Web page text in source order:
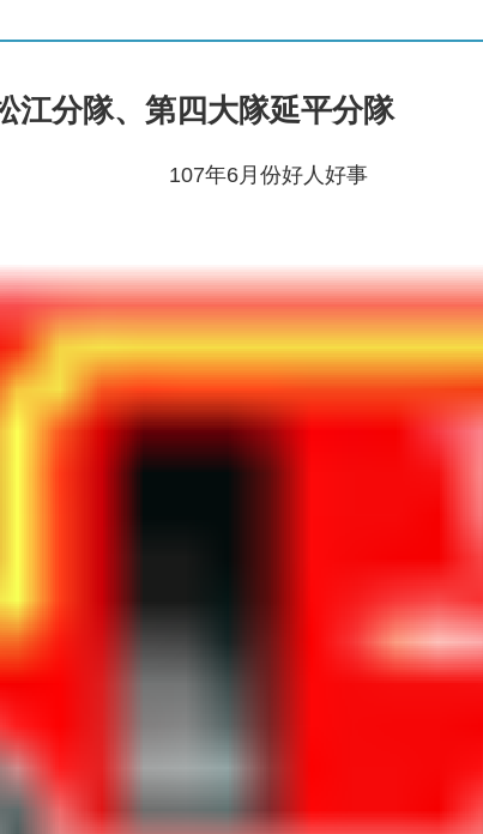
江分隊、第四大隊延平分隊
107年6月份好人好事